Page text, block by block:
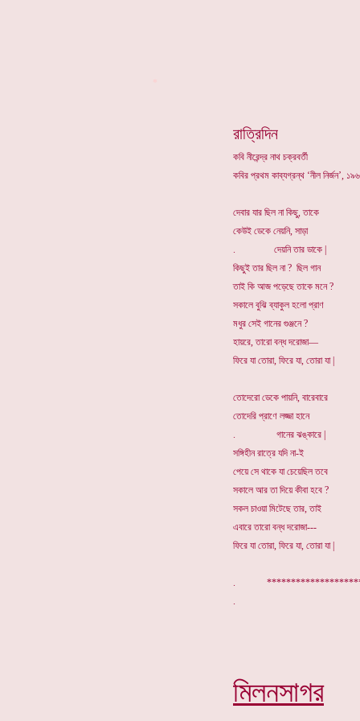
রাত্রিদিন
কবি নীরেন্দ্র নাথ চক্রবর্তী
কবির প্রথম কাব্যগ্রন্থ ‘নীল নির্জন’,
দেবার যার ছিল না কিছু, তাকে
কেউই ডেকে নেয়নি, সাড়া
. দেয়নি তার ডাকে |
কিছুই তার ছিল না ? ছিল গান
তাই কি আজ পড়েছে তাকে মনে ?
সকালে বুঝি ব্যাকুল হলো প্রাণ
মধুর সেই গানের গুঞ্জনে ?
হায়রে, তারো বন্ধ দরোজা—
ফিরে যা তোরা, ফিরে যা, তোরা যা |
তোদেরো ডেকে পায়নি, বারেবারে
তোদেরি প্রাণে লজ্জা হানে
. গানের ঝঙ্কারে |
সঙ্গিহীন রাত্রে যদি না-ই
পেয়ে সে থাকে যা চেয়েছিল তবে
সকালে আর তা দিয়ে কীবা হবে ?
সকল চাওয়া মিটেছে তার, তাই
এবারে তারো বন্ধ দরোজা---
ফিরে যা তোরা, ফিরে যা, তোরা যা |
.
মিলনসাগর